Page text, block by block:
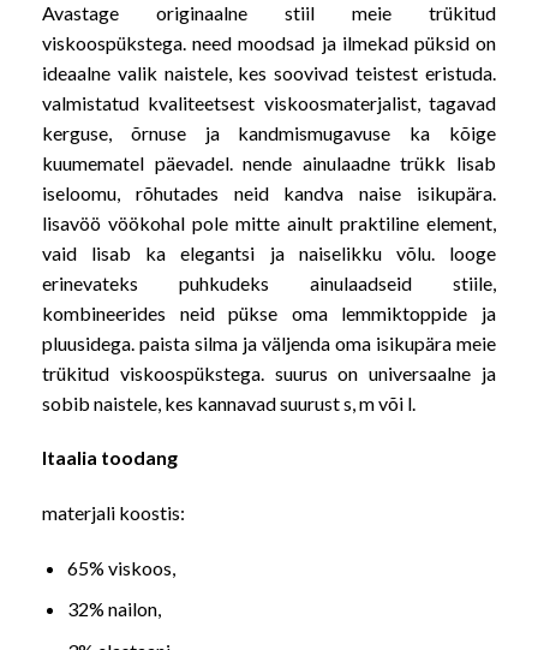
Avastage originaalne stiil meie trükitud
viskoospükstega. need moodsad ja ilmekad püksid on
ideaalne valik naistele, kes soovivad teistest eristuda.
valmistatud kvaliteetsest viskoosmaterjalist, tagavad
kerguse, õrnuse ja kandmismugavuse ka kõige
kuumematel päevadel. nende ainulaadne trükk lisab
iseloomu, rõhutades neid kandva naise isikupära.
lisavöö vöökohal pole mitte ainult praktiline element,
vaid lisab ka elegantsi ja naiselikku võlu. looge
erinevateks puhkudeks ainulaadseid stiile,
kombineerides neid pükse oma lemmiktoppide ja
pluusidega. paista silma ja väljenda oma isikupära meie
trükitud viskoospükstega. suurus on universaalne ja
sobib naistele, kes kannavad suurust s, m või l.
Itaalia toodang
materjali koostis:
65% viskoos,
32% nailon,